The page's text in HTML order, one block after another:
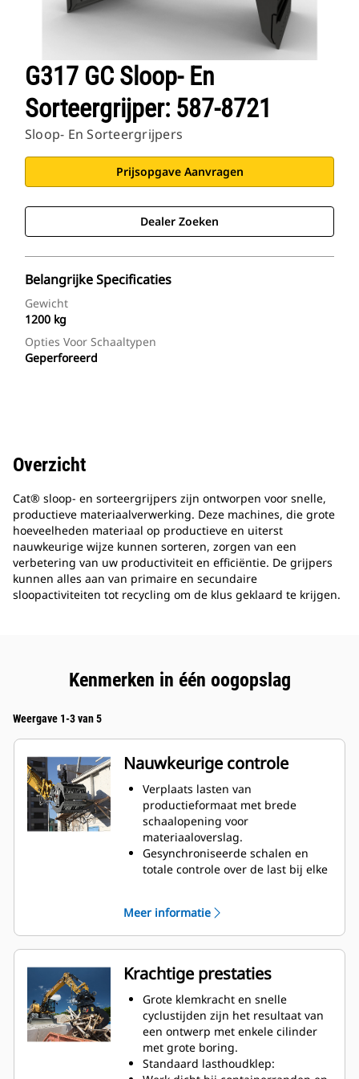
G317 GC Sloop- En
Sorteergrijper: 587-8721
Sloop- En Sorteergrijpers
Prijsopgave Aanvragen
Dealer Zoeken
Belangrijke Specificaties
Gewicht
1200 kg
Opties Voor Schaaltypen
Geperforeerd
Overzicht
Cat® sloop- en sorteergrijpers zijn ontworpen voor snelle,
productieve materiaalverwerking. Deze machines, die grote
hoeveelheden materiaal op productieve en uiterst
nauwkeurige wijze kunnen sorteren, zorgen van een
verbetering van uw productiviteit en efficiëntie. De grijpers
kunnen alles aan van primaire en secundaire
sloopactiviteiten tot recycling om de klus geklaard te krijgen.
Kenmerken in één oogopslag
Weergave 1-3 van 5
Nauwkeurige controle
Verplaats lasten van
productieformaat met brede
schaalopening voor
materiaaloverslag.
Gesynchroniseerde schalen en
totale controle over de last bij elke
Behoud de greep op grote lasten
of verzamel, sorteer en plaats
kleine materialen met overbeet-
stops voor contact van rand tot
rand tussen de kaken en ter
voorkoming van overbeet.
Verwijder vuil en andere fijne
materialen via puinbakken en
geperforeerde schalen, waardoor
de machinist tevens goed zicht
Meer informatie
Krachtige prestaties
Grote klemkracht en snelle
cyclustijden zijn het resultaat van
een ontwerp met enkele cilinder
met grote boring.
Standaard lasthoudklep: